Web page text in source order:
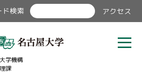
ド検索 アクセス
学機構
課